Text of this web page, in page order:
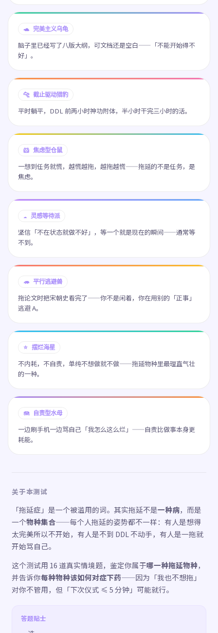
🐢 完美主义乌龟
脑子里已经写了八版大纲，可文档还是空白——「不能开始得不
好」。
🐆 截止驱动猎豹
平时躺平，DDL 前两小时神功附体，半小时干完三小时的活。
🐹 焦虑型仓鼠
一想到任务就慌，越慌越拖，越拖越慌——拖延的不是任务，是
焦虑。
☁️ 灵感等待派
坚信「不在状态就做不好」，等一个就是现在的瞬间——通常等
不到。
🦔 平行逃避兽
拖论文时把宋朝史看完了——你不是闲着，你在用别的「正事」
逃避 A。
⭐ 摆烂海星
不内耗，不自责，单纯不想做就不做——拖延物种里最理直气壮
的一种。
🪼 自责型水母
一边刷手机一边骂自己「我怎么这么烂」——自责比做事本身更
耗能。
关于本测试
「拖延症」是一个被滥用的词。其实拖延不是一种病，而是
一个物种集合——每个人拖延的姿势都不一样：有人是想得
太完美所以不开始，有人是不到 DDL 不动手，有人是一拖就
开始骂自己。
这个测试用 16 道真实情境题，鉴定你属于哪一种拖延物种，
并告诉你每种物种该如何对症下药——因为「我也不想拖」
对你不管用，但「下次仪式 ≤ 5 分钟」可能就行。
答题贴士